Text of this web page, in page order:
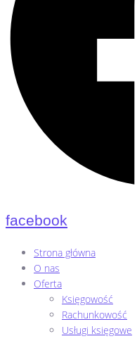
facebook
Strona główna
O nas
Oferta
Księgowość
Rachunkowość
Usługi księgowe